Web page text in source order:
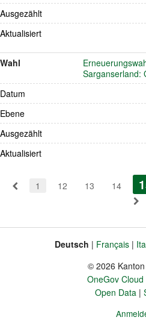
Ausgezählt
Aktualisiert
Wahl
Sarganserland:
Datum
Ebene
Ausgezählt
Aktualisiert
Pagination
1 12 13 14
FusszeileDeutsch Français
© 2026
OneGov Cloud
Open Data